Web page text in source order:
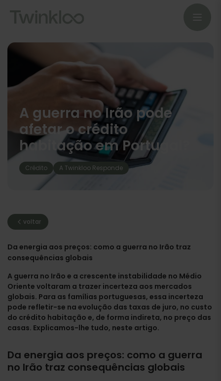
A guerra no Irão pode
afetar o crédito
habitação em Portugal?
Crédito A Twinkloo Responde
voltar
Da energia aos preços: como a guerra no Irão traz
consequências globais
A guerra no Irão e a crescente instabilidade no Médio
Oriente voltaram a trazer incerteza aos mercados
globais. Para as famílias portuguesas, essa incerteza
pode refletir-se na evolução das taxas de juro, no custo
do crédito habitação e, de forma indireta, no preço das
casas. Explicamos-lhe tudo, neste artigo.
Da energia aos preços: como a guerra
no Irão traz consequências globais